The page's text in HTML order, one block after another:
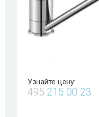
Узнайте цену:
495 215 00 23